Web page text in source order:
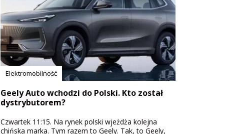
Elektromobilność
Geely Auto wchodzi do Polski. Kto został
dystrybutorem?
Czwartek 11:15. Na rynek polski wjeżdża kolejna
chińska marka. Tym razem to Geely. Tak, to Geely,